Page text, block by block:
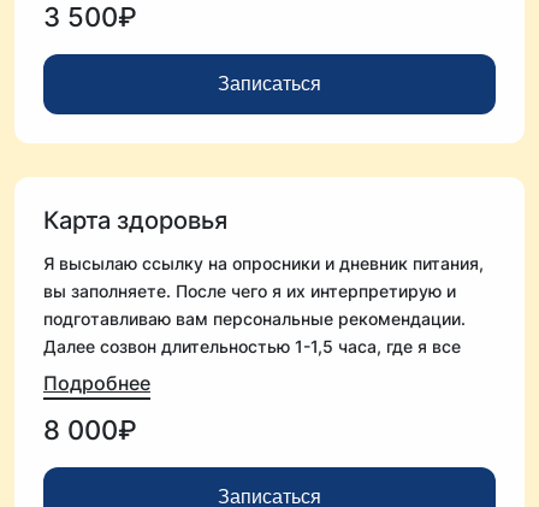
· направление: куда смотреть и что проверить;
Формат не предусматривает письменных
3 500₽
Записаться
Карта здоровья
Я высылаю ссылку на опросники и дневник питания,
вы заполняете. После чего я их интерпретирую и
подготавливаю вам персональные рекомендации.
Далее созвон длительностью 1-1,5 часа, где я все
расскажу. После созвона вы можете задать мне
уточняющие вопросы по программе в письменном
виде - в течение 1 недели.
Подробнее
8 000₽
Записаться